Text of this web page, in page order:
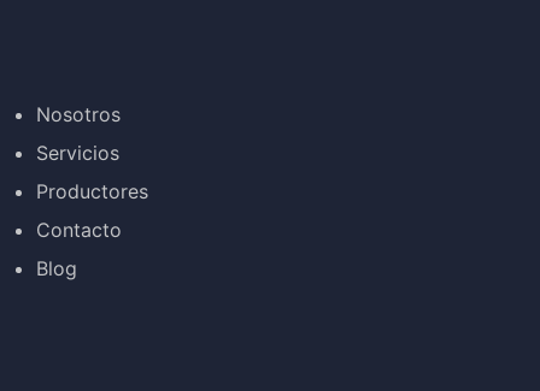
Nosotros
Servicios
Productores
Contacto
Blog